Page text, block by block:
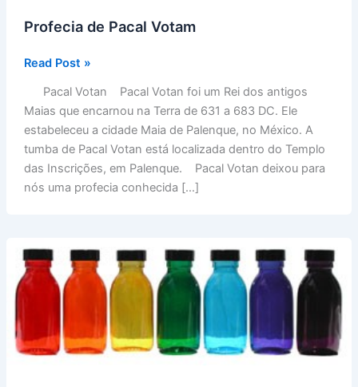
Profecia de Pacal Votam
Profecia
Pacal
Votam
Read Post »
Pacal Votan Pacal Votan foi um Rei dos antigos
Maias que encarnou na Terra de 631 a 683 DC. Ele
estabeleceu a cidade Maia de Palenque, no México. A
tumba de Pacal Votan está localizada dentro do Templo
das Inscrições, em Palenque. Pacal Votan deixou para
nós uma profecia conhecida […]